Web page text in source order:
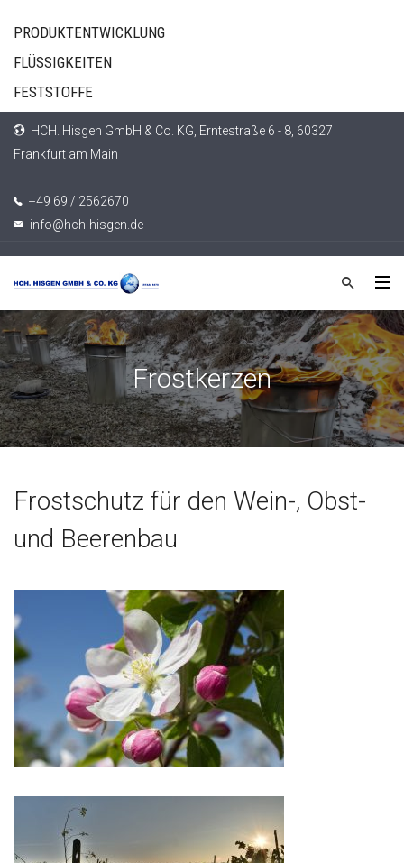
PRODUKTENTWICKLUNG
FLÜSSIGKEITEN
FESTSTOFFE
HCH. Hisgen GmbH & Co. KG, Erntestraße 6 - 8, 60327
Frankfurt am Main
+49 69 / 2562670
info@hch-hisgen.de
Frostkerzen
Frostschutz für den Wein-, Obst-
und Beerenbau